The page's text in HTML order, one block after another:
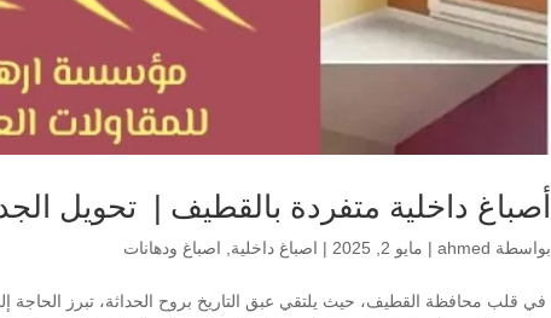
أصباغ داخلية متفردة بالقطيف | تحويل
بواسطة ahmed
| مايو 2, 2025 | اصباغ داخلية, اصباغ ودهانات
في قلب محافظة القطيف، حيث يلتقي عبق التاريخ بروح الحداثة، تبرز الحاجة